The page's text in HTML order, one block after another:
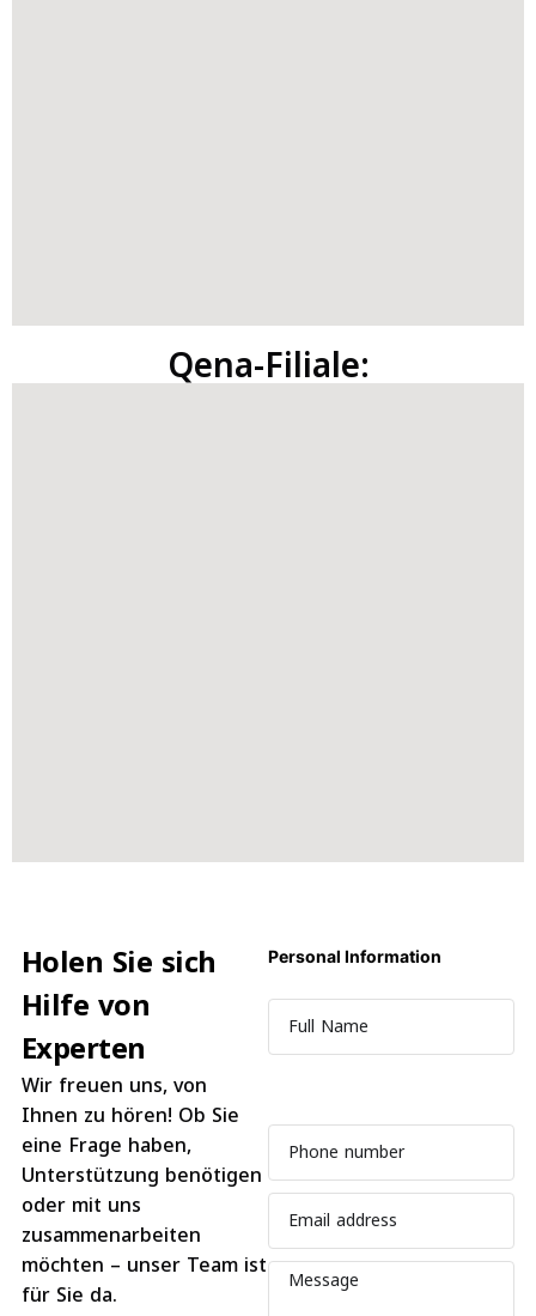
Qena-Filiale:
Holen Sie sich
Hilfe von
Experten
Wir freuen uns, von
Ihnen zu hören! Ob Sie
eine Frage haben,
Unterstützung benötigen
oder mit uns
zusammenarbeiten
möchten – unser Team ist
für Sie da.
Personal Information